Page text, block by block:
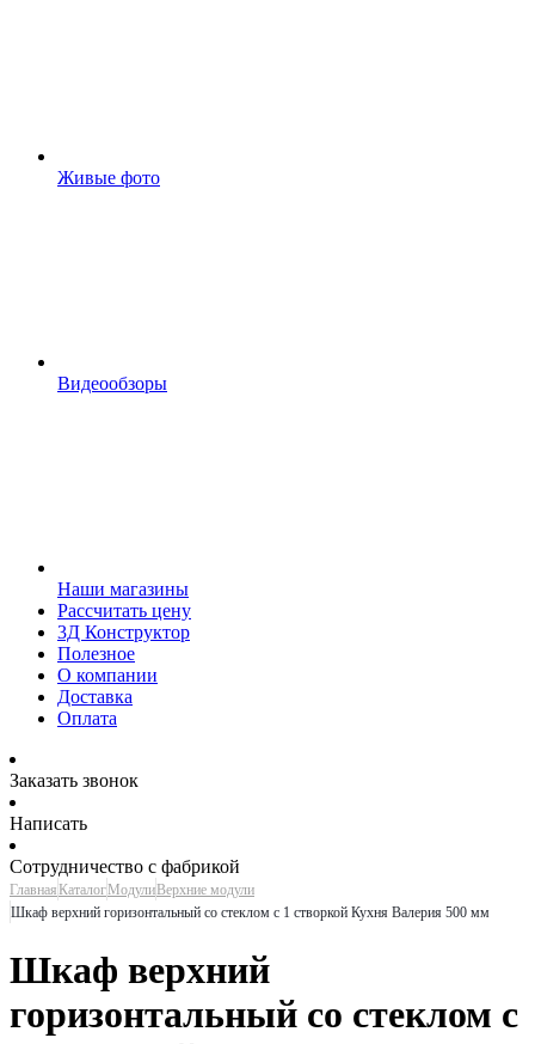
Живые фото
Видеообзоры
Наши магазины
Рассчитать цену
3Д Конструктор
Полезное
О компании
Доставка
Оплата
Заказать звонок
Написать
Сотрудничество с фабрикой
ГлавнаяКаталогМодулиВерхние модули
Шкаф верхний горизонтальный со стеклом с 1 створкой Кухня Валерия 500 мм
Шкаф верхний
горизонтальный со стеклом с